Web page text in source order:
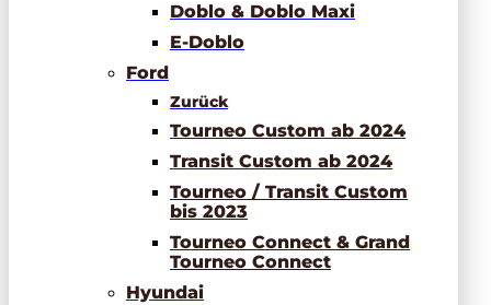
Doblo & Doblo Maxi
E-Doblo
Ford
Zurück
Tourneo Custom ab 2024
Transit Custom ab 2024
Tourneo / Transit Custom
bis 2023
Tourneo Connect & Grand
Tourneo Connect
Hyundai